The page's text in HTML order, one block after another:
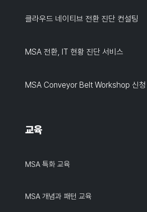
클라우드 네이티브 전환 진단 컨설팅
MSA 전환, IT 현황 진단 서비스
MSA Conveyor Belt Workshop 신청
교육
MSA 특화 교육
MSA 개념과 패턴 교육